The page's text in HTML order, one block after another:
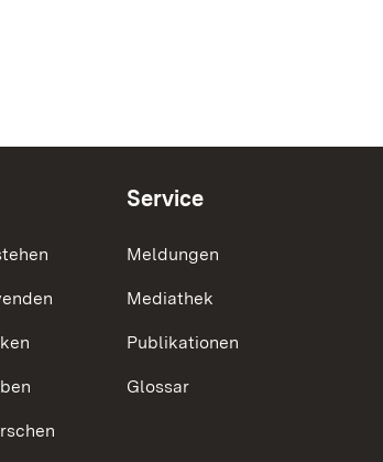
Service
Meldungen
Mediathek
Publikationen
Glossar